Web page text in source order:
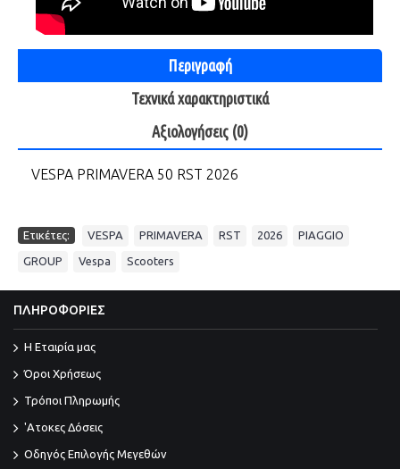
Περιγραφή
Τεχνικά χαρακτηριστικά
Αξιολογήσεις (0)
VESPA PRIMAVERA 50 RST 2026
Ετικέτες: VESPA PRIMAVERA RST 2026 PIAGGIO
GROUP Vespa Scooters
ΠΛΗΡΟΦΟΡΙΕΣ
Η Εταιρία μας
Όροι Χρήσεως
Τρόποι Πληρωμής
'Ατοκες Δόσεις
Οδηγός Επιλογής Μεγεθών